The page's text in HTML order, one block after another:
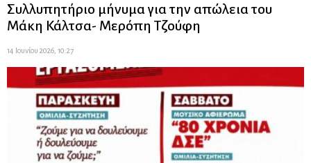
Συλλυπητήριο μήνυμα για την απώλεια του
Μάκη Κάλτσα- Μερόπη Τζούφη
14 Ιουνίου 2026, 10:27